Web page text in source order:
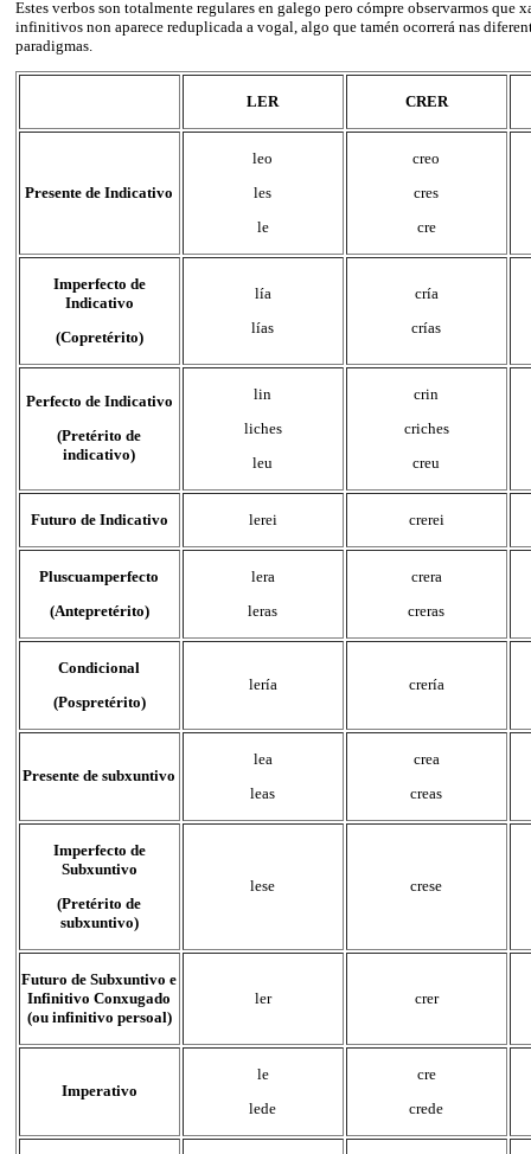
Estes verbos son totalmente regulares en galego pero cómpre observarmos que
infinitivos non aparece reduplicada a vogal, algo que tamén ocorrerá nas
paradigmas.
LER CRER
Presente de Indicativo
leo
les
le
creo
cres
cre
Imperfecto de
Indicativo
(Copretérito)
lía
lías
cría
crías
Perfecto de Indicativo
(Pretérito de
indicativo)
lin
liches
leu
crin
criches
creu
Futuro de Indicativo lerei crerei
Pluscuamperfecto
(Antepretérito)
lera
leras
crera
creras
Condicional
(Pospretérito)
lería crería
Presente de subxuntivo
lea
leas
crea
creas
Imperfecto de
Subxuntivo
(Pretérito de
subxuntivo)
lese crese
Futuro de Subxuntivo e
Infinitivo Conxugado
(ou infinitivo persoal)
ler crer
Imperativo
le
lede
cre
crede